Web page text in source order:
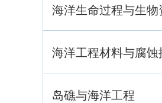
海洋生命过程与生物
海洋工程材料与腐蚀
岛礁与海洋工程